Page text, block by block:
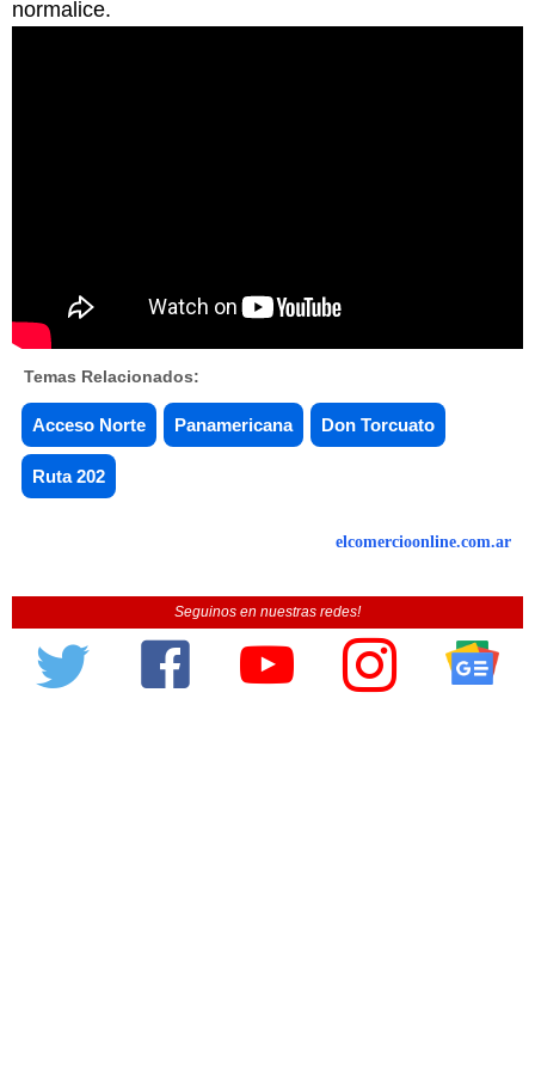
normalice.
Temas Relacionados:
Acceso Norte Panamericana Don Torcuato
Ruta 202
elcomercioonline.com.ar
Seguinos en nuestras redes!